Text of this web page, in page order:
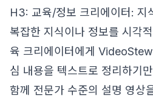
H3: 교육/정보 크리에이터: 지
복잡한 지식이나 정보를 시각
육 크리에이터에게
심 내용을 텍스트로 정리하기
함께 전문가 수준의 설명 영상